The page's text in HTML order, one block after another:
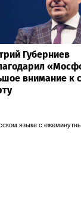
Губерниев
внимание к
языке с